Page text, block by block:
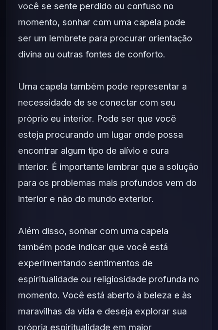
você se sente perdido ou confuso no
momento, sonhar com uma capela pode
ser um lembrete para procurar orientação
divina ou outras fontes de conforto.
Uma capela também pode representar a
necessidade de se conectar com seu
próprio eu interior. Pode ser que você
esteja procurando um lugar onde possa
encontrar algum tipo de alívio e cura
interior. É importante lembrar que a solução
para os problemas mais profundos vem do
interior e não do mundo exterior.
Além disso, sonhar com uma capela
também pode indicar que você está
experimentando sentimentos de
espiritualidade ou religiosidade profunda no
momento. Você está aberto à beleza e às
maravilhas da vida e deseja explorar sua
própria espiritualidade em maior